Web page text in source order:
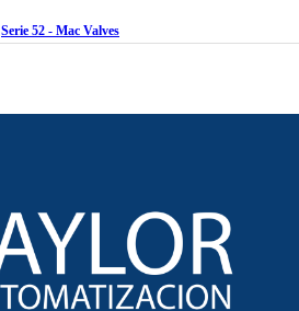
Serie 52 - Mac Valves